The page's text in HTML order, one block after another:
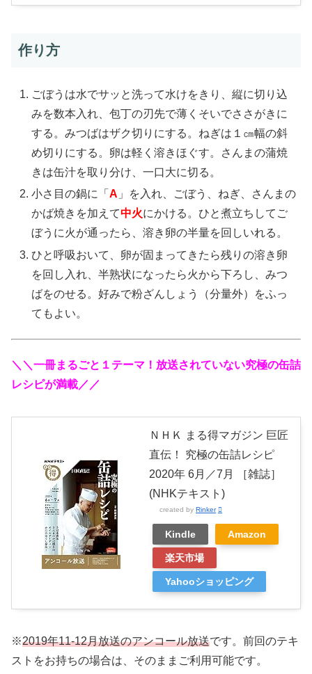
作り方
ごぼうは水でサッと洗って水けをきり、縦に切り込
みを数本入れ、包丁の刃先で薄くそいでささがきに
する。みつばはザク切りにする。ねぎは１㎝幅の斜
め切りにする。卵は軽く溶きほぐす。さんまの蒲焼
きは缶汁を取り分け、一口大に切る。
小さ目の鍋に「A 」を入れ、ごぼう、ねぎ、さんまの
かば焼きを加えて中火にかける。ひと煮立ちしてご
ぼうに火が通ったら、溶き卵の半量を回しいれる。
ひと呼吸おいて、卵が固まってきたら残りの溶き卵
を回し入れ、半熟状になったら火から下ろし、みつ
ばをのせる。好みで粉ざんしょう（分量外）をふっ
てもよい。
＼＼一冊まるごと１テーマ！放送されていない究極の缶詰
レシピが満載／／
ＮＨＫ まる得マガジン 巨匠
直伝！ 究極の缶詰レシピ
2020年 6月／7月 ［雑誌］
(NHKテキスト)
created by Rinker
Kindle Amazon
楽天市場
Yahooショッピング
※2019年11-12月放送のアンコール放送です。前回のテキ
ストをお持ちの場合は、そのままご利用可能です。